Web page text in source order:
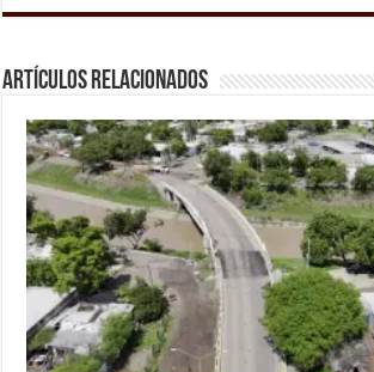
Artículos relacionados